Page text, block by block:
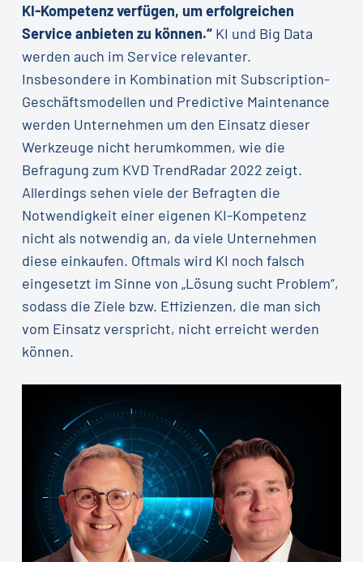
KI-Kompetenz verfügen, um erfolgreichen
Service anbieten zu können.“KI und Big Data
werden auch im Service relevanter.
Insbesondere in Kombination mit Subscription-
Geschäftsmodellen und Predictive Maintenance
werden Unternehmen um den Einsatz dieser
Werkzeuge nicht herumkommen, wie die
Befragung zum KVD TrendRadar 2022 zeigt.
Allerdings sehen viele der Befragten die
Notwendigkeit einer eigenen KI-Kompetenz
nicht als notwendig an, da viele Unternehmen
diese einkaufen. Oftmals wird KI noch falsch
eingesetzt im Sinne von „Lösung sucht Problem“,
sodass die Ziele bzw. Effizienzen, die man sich
vom Einsatz verspricht, nicht erreicht werden
können.